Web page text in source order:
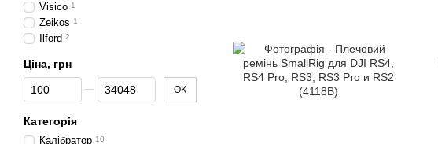
Visico 1
Zeikos 1
Ilford 2
Ціна, грн
Від Ціна, грн
До Ціна, грн ОК
Категорія
Калібратор 10